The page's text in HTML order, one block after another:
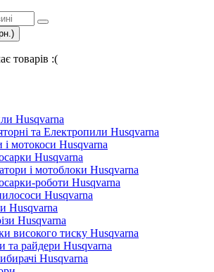
товарів :(
Husqvarna
та Електропили Husqvarna
мотокоси Husqvarna
Husqvarna
і мотоблоки Husqvarna
роботи Husqvarna
Husqvarna
Husqvarna
Husqvarna
високого тиску Husqvarna
та райдери Husqvarna
Husqvarna